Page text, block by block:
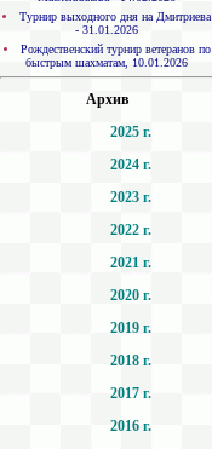
Турнир выходного дня на Дмитриева
- 31.01.2026
Рождественский турнир ветеранов по
быстрым шахматам, 10.01.2026
Архив
2025 г.
2024 г.
2023 г.
2022 г.
2021 г.
2020 г.
2019 г.
2018 г.
2017 г.
2016 г.